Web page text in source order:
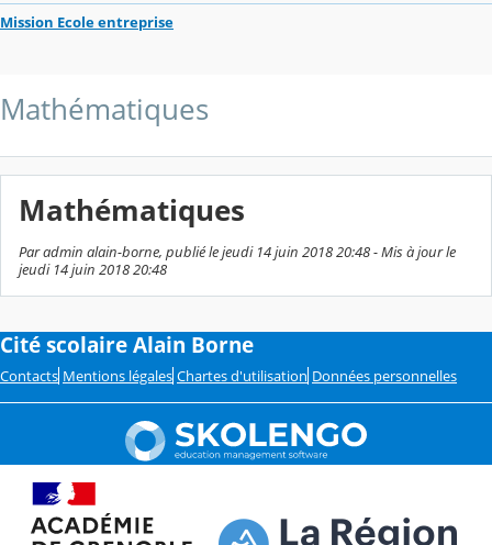
Mission Ecole entreprise
Mathématiques
Mathématiques
Par admin alain-borne, publié le jeudi 14 juin 2018 20:48 - Mis à jour le
jeudi 14 juin 2018 20:48
Cité scolaire Alain Borne
Contacts Mentions légales Chartes d'utilisation Données personnelles